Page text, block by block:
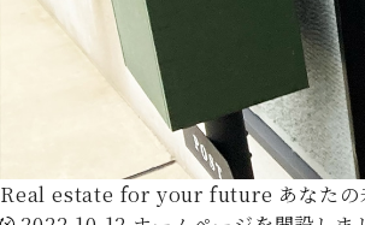
Real estate for your future あなた